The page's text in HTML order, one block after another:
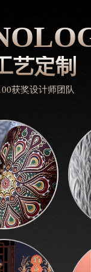
艺定制
获奖设计师团队